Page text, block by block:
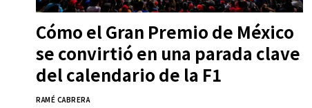
Cómo el Gran Premio de México
se convirtió en una parada clave
del calendario de la F1
RAMÉ CABRERA